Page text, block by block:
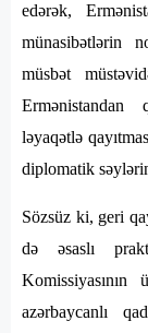
edərək,
münasibətlərin
müsbət
Ermənistandan
ləyaqətlə
diplomatik
Sözsüz ki, geri
də əsaslı
Komissiyasının
azərbaycanlı